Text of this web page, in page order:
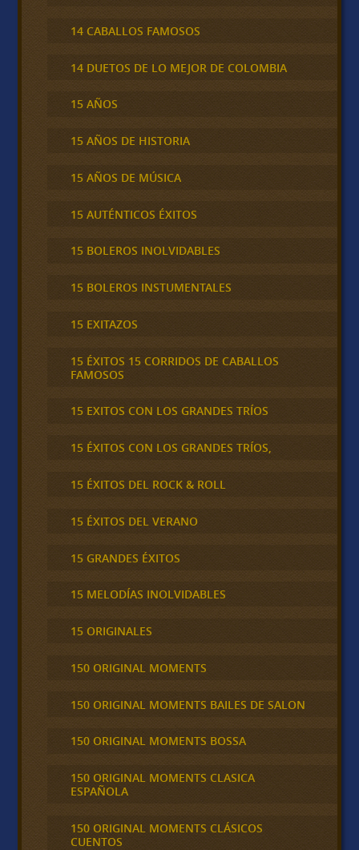
14 CABALLOS FAMOSOS
14 DUETOS DE LO MEJOR DE COLOMBIA
15 AÑOS
15 AÑOS DE HISTORIA
15 AÑOS DE MÚSICA
15 AUTÉNTICOS ÉXITOS
15 BOLEROS INOLVIDABLES
15 BOLEROS INSTUMENTALES
15 EXITAZOS
15 ÉXITOS 15 CORRIDOS DE CABALLOS
FAMOSOS
15 EXITOS CON LOS GRANDES TRÍOS
15 ÉXITOS CON LOS GRANDES TRÍOS,
15 ÉXITOS DEL ROCK & ROLL
15 ÉXITOS DEL VERANO
15 GRANDES ÉXITOS
15 MELODÍAS INOLVIDABLES
15 ORIGINALES
150 ORIGINAL MOMENTS
150 ORIGINAL MOMENTS BAILES DE SALON
150 ORIGINAL MOMENTS BOSSA
150 ORIGINAL MOMENTS CLASICA
ESPAÑOLA
150 ORIGINAL MOMENTS CLÁSICOS
CUENTOS